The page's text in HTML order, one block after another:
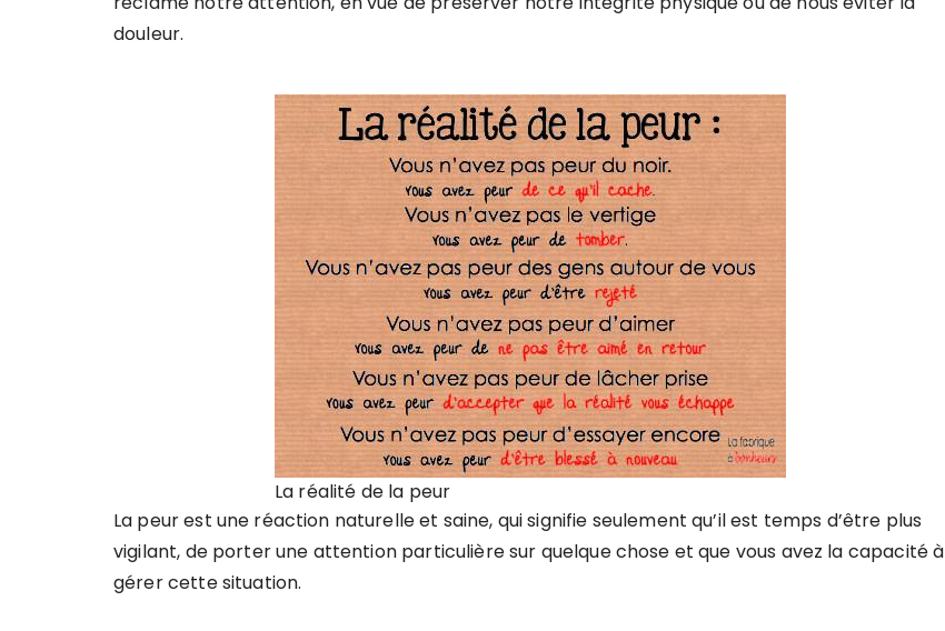
douleur.
La réalité de la peur
La peur est une réaction naturelle et saine, qui signifie seulement qu’il est temps d’être plus
vigilant, de porter une attention particulière sur quelque chose et que vous avez la capacité à
gérer cette situation.